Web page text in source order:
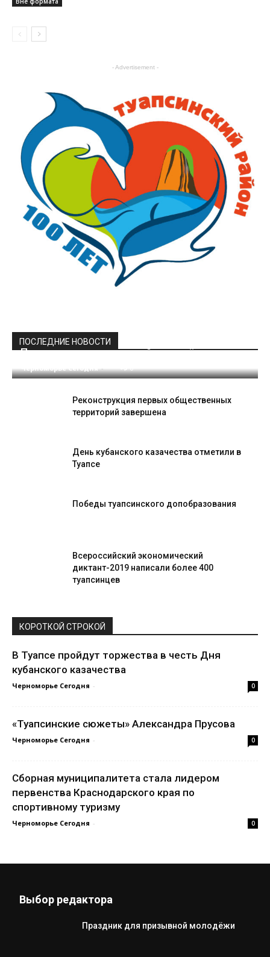
- Advertisement -
ПОСЛЕДНИЕ НОВОСТИ
Праздник для призывной молодёжи
Черноморье Сегодня - 0
Реконструкция первых общественных
территорий завершена
День кубанского казачества отметили в
Туапсе
Победы туапсинского допобразования
Всероссийский экономический
диктант-2019 написали более 400
туапсинцев
КОРОТКОЙ СТРОКОЙ
В Туапсе пройдут торжества в честь Дня
кубанского казачества
Черноморье Сегодня - 0
«Туапсинские сюжеты» Александра Прусова
Черноморье Сегодня - 0
Сборная муниципалитета стала лидером
первенства Краснодарского края по
спортивному туризму
Черноморье Сегодня - 0
Выбор редактора
Праздник для призывной молодёжи